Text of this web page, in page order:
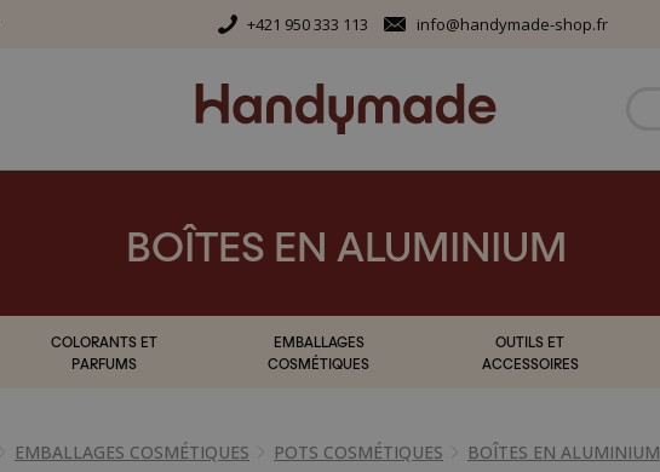
+421 950 333 113 info@handymade-shop.fr
BOÎTES EN ALUMINIUM
COLORANTS ET
PARFUMS
EMBALLAGES
COSMÉTIQUES
OUTILS ET
ACCESSOIRES
EMBALLAGES COSMÉTIQUES POTS COSMÉTIQUES BOÎTES EN ALUMINIUM